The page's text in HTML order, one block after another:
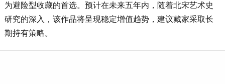
为避险型收藏的首选。预计在未来五年内，随着北宋艺术史
研究的深入，该作品将呈现稳定增值趋势，建议藏家采取长
期持有策略。